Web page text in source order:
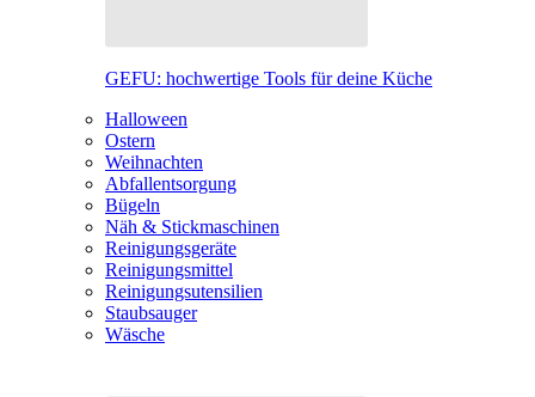
GEFU: hochwertige Tools für deine Küche
Halloween
Ostern
Weihnachten
Abfallentsorgung
Bügeln
Näh & Stickmaschinen
Reinigungsgeräte
Reinigungsmittel
Reinigungsutensilien
Staubsauger
Wäsche